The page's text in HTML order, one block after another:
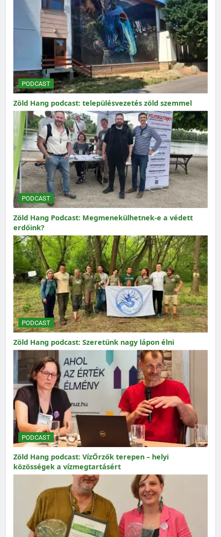
PODCAST
Zöld Hang podcast: településvezetés zöld szemmel
PODCAST
Zöld Hang Podcast: Megmenekülhetnek-e a védett
erdőink?
PODCAST
Zöld Hang podcast: Szeretünk nagy lápon élni
PODCAST
Zöld Hang podcast: VízŐrzők terepen – helyi
közösségek a vízmegtartásért